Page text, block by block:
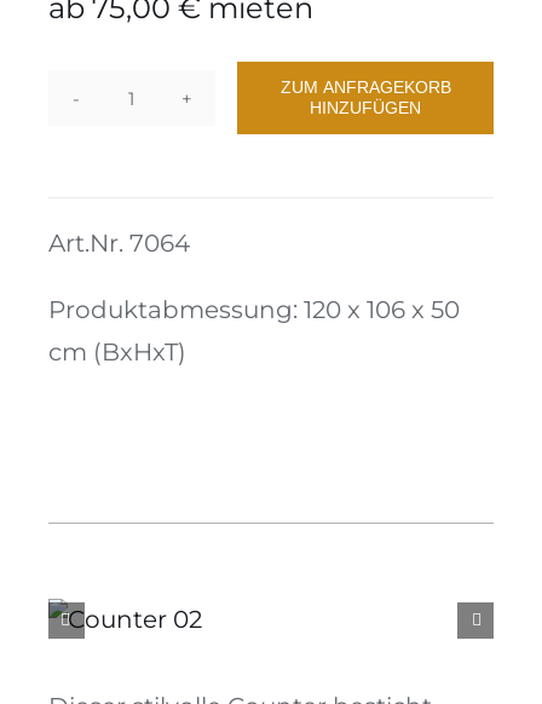
ab 75,00 € mieten
Counter
ZUM ANFRAGEKORB
HINZUFÜGEN
Art.Nr. 7064
Produktabmessung: 120 x 106 x 50
cm (BxHxT)